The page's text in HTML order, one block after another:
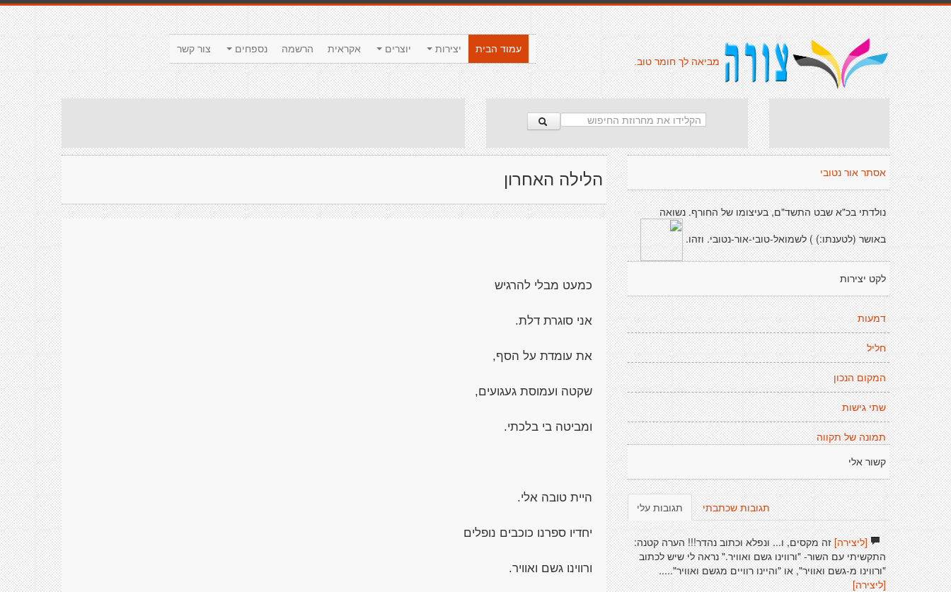
צור קשר נספחים הרשמה אקראית יוצרים יצירות
עמוד הבית
מביאה לך חומר טוב.
הלילה האחרון
כמעט מבלי להרגיש
אני סוגרת דלת.
את עומדת על הסף,
שקטה ועמוסת געגועים,
ומביטה בי בלכתי.
היית טובה אלי.
יחדיו ספרנו כוכבים נופלים
ורווינו גשם ואוויר.
אסתר אור נטובי
נולדתי בכ"א שבט התשד"ם, בעיצומו של החורף. נשואה
באושר (לטענתו:) ) לשמואל-טובי-אור-נטובי. וזהו.
לקט יצירות
דמעות
חליל
המקום הנכון
שתי גישות
תמונה של תקווה
קשור אלי
תגובות עלי תגובות שכתבתי
[ליצירה]זה מקסים, ו... ונפלא וכתוב נהדר!!! הערה קטנה:
התקשיתי עם השור- "ורווינו גשם ואוויר." נראה לי שיש לכתוב
"ורווינו מ-גשם ואוויר", או "והיינו רוויים מגשם ואוויר".....
[ליצירה]